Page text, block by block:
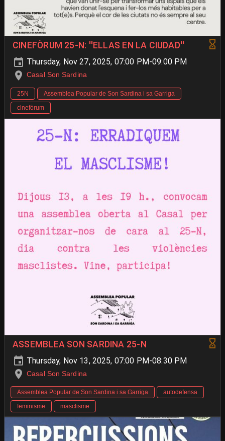
CINEFÒRUM 25-N: ''ELLAS EN LA CIUDAD''
Thursday, Nov 27, 2025, 07:00 PM-09:00 PM
Casal Son Sardina
25N
Assemblea Popular de Son Sardina i sa Garriga
cinefòrum
ASSEMBLEA SON SARDINA 25-N
Thursday, Nov 13, 2025, 07:00 PM-08:30 PM
Casal Son Sardina
Assemblea Popular de Son Sardina i sa Garriga
autodefensa
feminisme
masclisme